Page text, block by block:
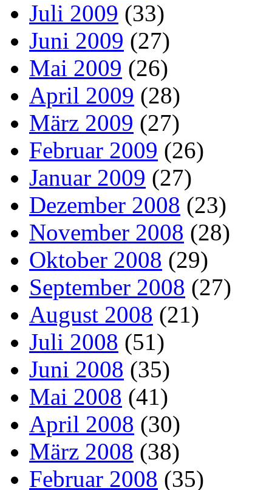
Juli 2009 (33)
Juni 2009 (27)
Mai 2009 (26)
April 2009 (28)
März 2009 (27)
Februar 2009 (26)
Januar 2009 (27)
Dezember 2008 (23)
November 2008 (28)
Oktober 2008 (29)
September 2008 (27)
August 2008 (21)
Juli 2008 (51)
Juni 2008 (35)
Mai 2008 (41)
April 2008 (30)
März 2008 (38)
Februar 2008 (35)